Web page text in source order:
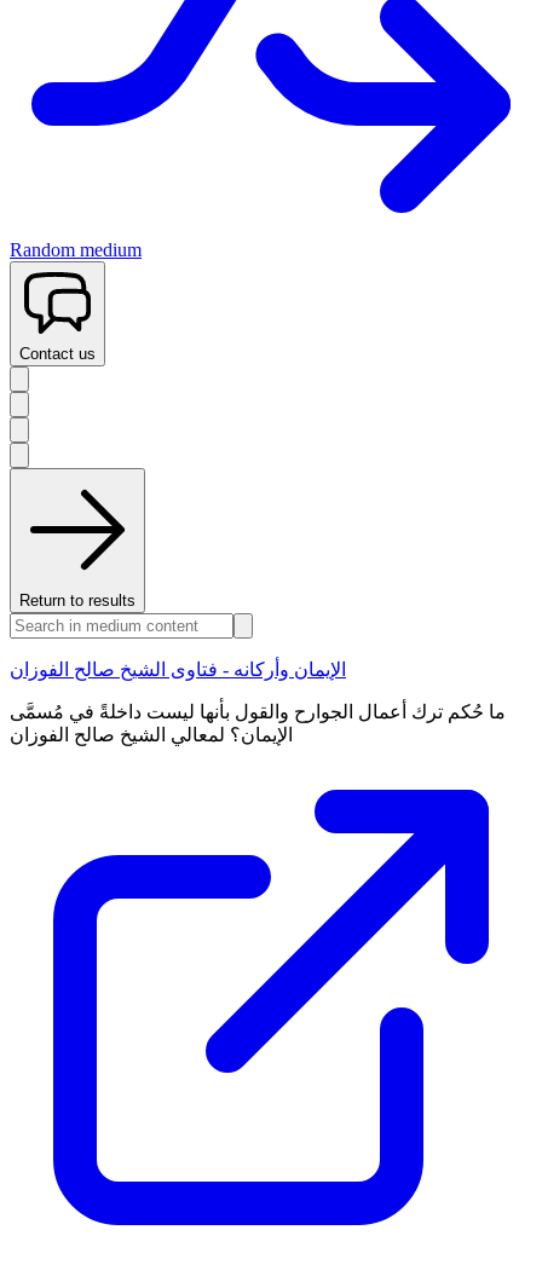
Random medium
Contact us
Return to results
الإيمان وأركانه - فتاوى الشيخ صالح الفوزان
ما حُكم ترك أعمال الجوارح والقول بأنها ليست داخلةً في مُسمَّى
الإيمان؟ لمعالي الشيخ صالح الفوزان